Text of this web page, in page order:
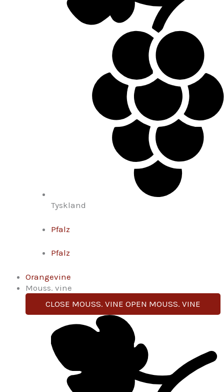
Tyskland
Pfalz
Pfalz
Orangevine
Mouss. vine
CLOSE MOUSS. VINE OPEN MOUSS. VINE